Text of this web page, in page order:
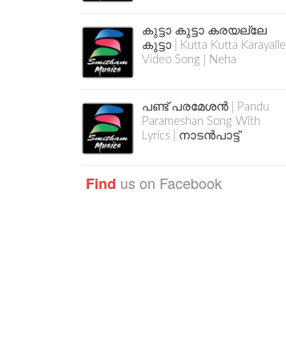
കുട്ടാ കുട്ടാ കരയല്ലേ
കുട്ടാ | Kutta Kutta Karayalle
Video Song | Neha
പണ്ട് പരമേശൻ | Pandu
Parameshan Song With
Lyrics | നാടൻപാട്ട്
Find us on Facebook